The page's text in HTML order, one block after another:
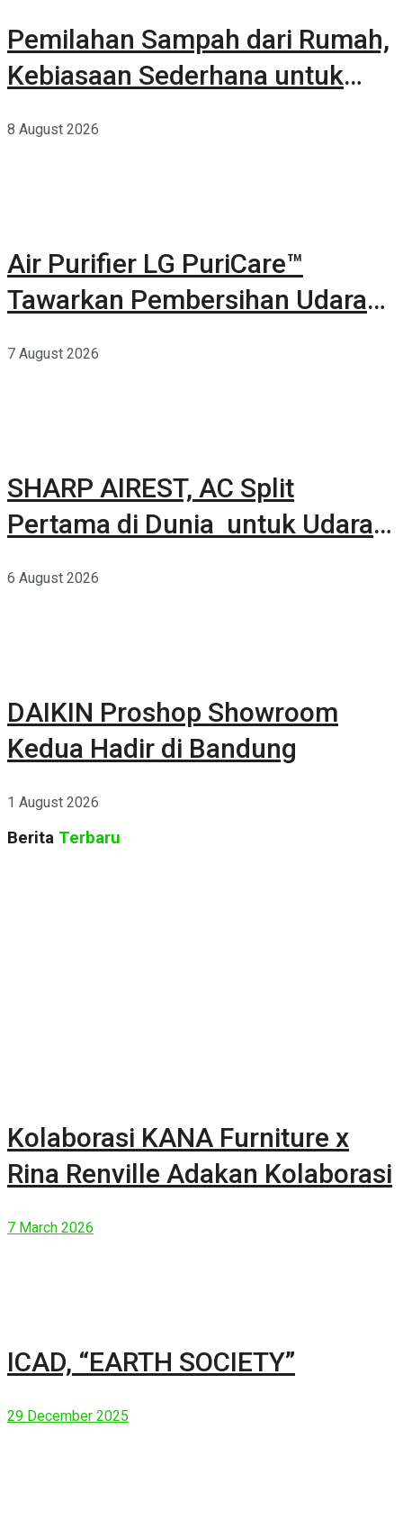
Pemilahan Sampah dari Rumah,
Kebiasaan Sederhana untuk
8 August 2026
Air Purifier LG PuriCare™
Tawarkan Pembersihan Udara
7 August 2026
SHARP AIREST, AC Split
Pertama di Dunia untuk Udara
6 August 2026
DAIKIN Proshop Showroom
Kedua Hadir di Bandung
1 August 2026
Berita Terbaru
Kolaborasi KANA Furniture x
Rina Renville Adakan Kolaborasi
7 March 2026
ICAD, “EARTH SOCIETY”
29 December 2025